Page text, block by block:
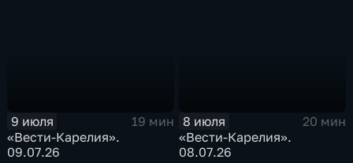
9 июля
19 мин
«Вести-Карелия».
09.07.26
8 июля
20 мин
«Вести-Карелия».
08.07.26